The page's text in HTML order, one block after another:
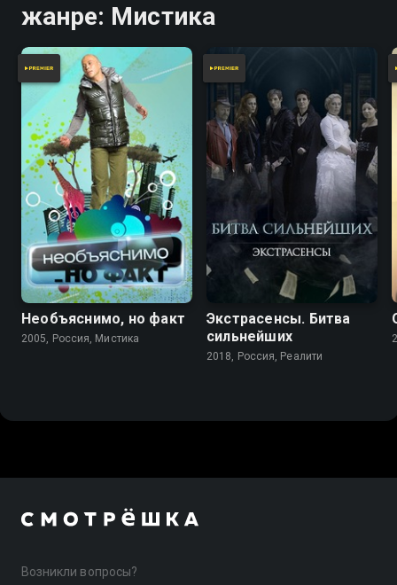
жанре: Мистика
Необъяснимо, но факт
2005, Россия, Мистика
Экстрасенсы. Битва
сильнейших
2018, Россия, Реалити
Возникли вопросы?